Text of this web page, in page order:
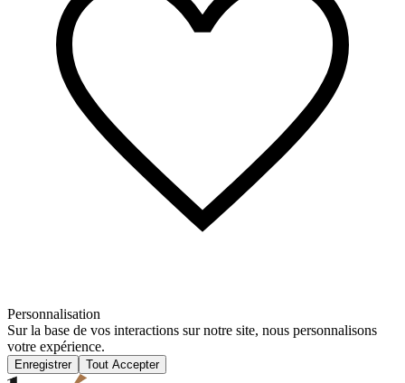
Personnalisation
Sur la base de vos interactions sur notre site, nous personnalisons
votre expérience.
Enregistrer Tout Accepter